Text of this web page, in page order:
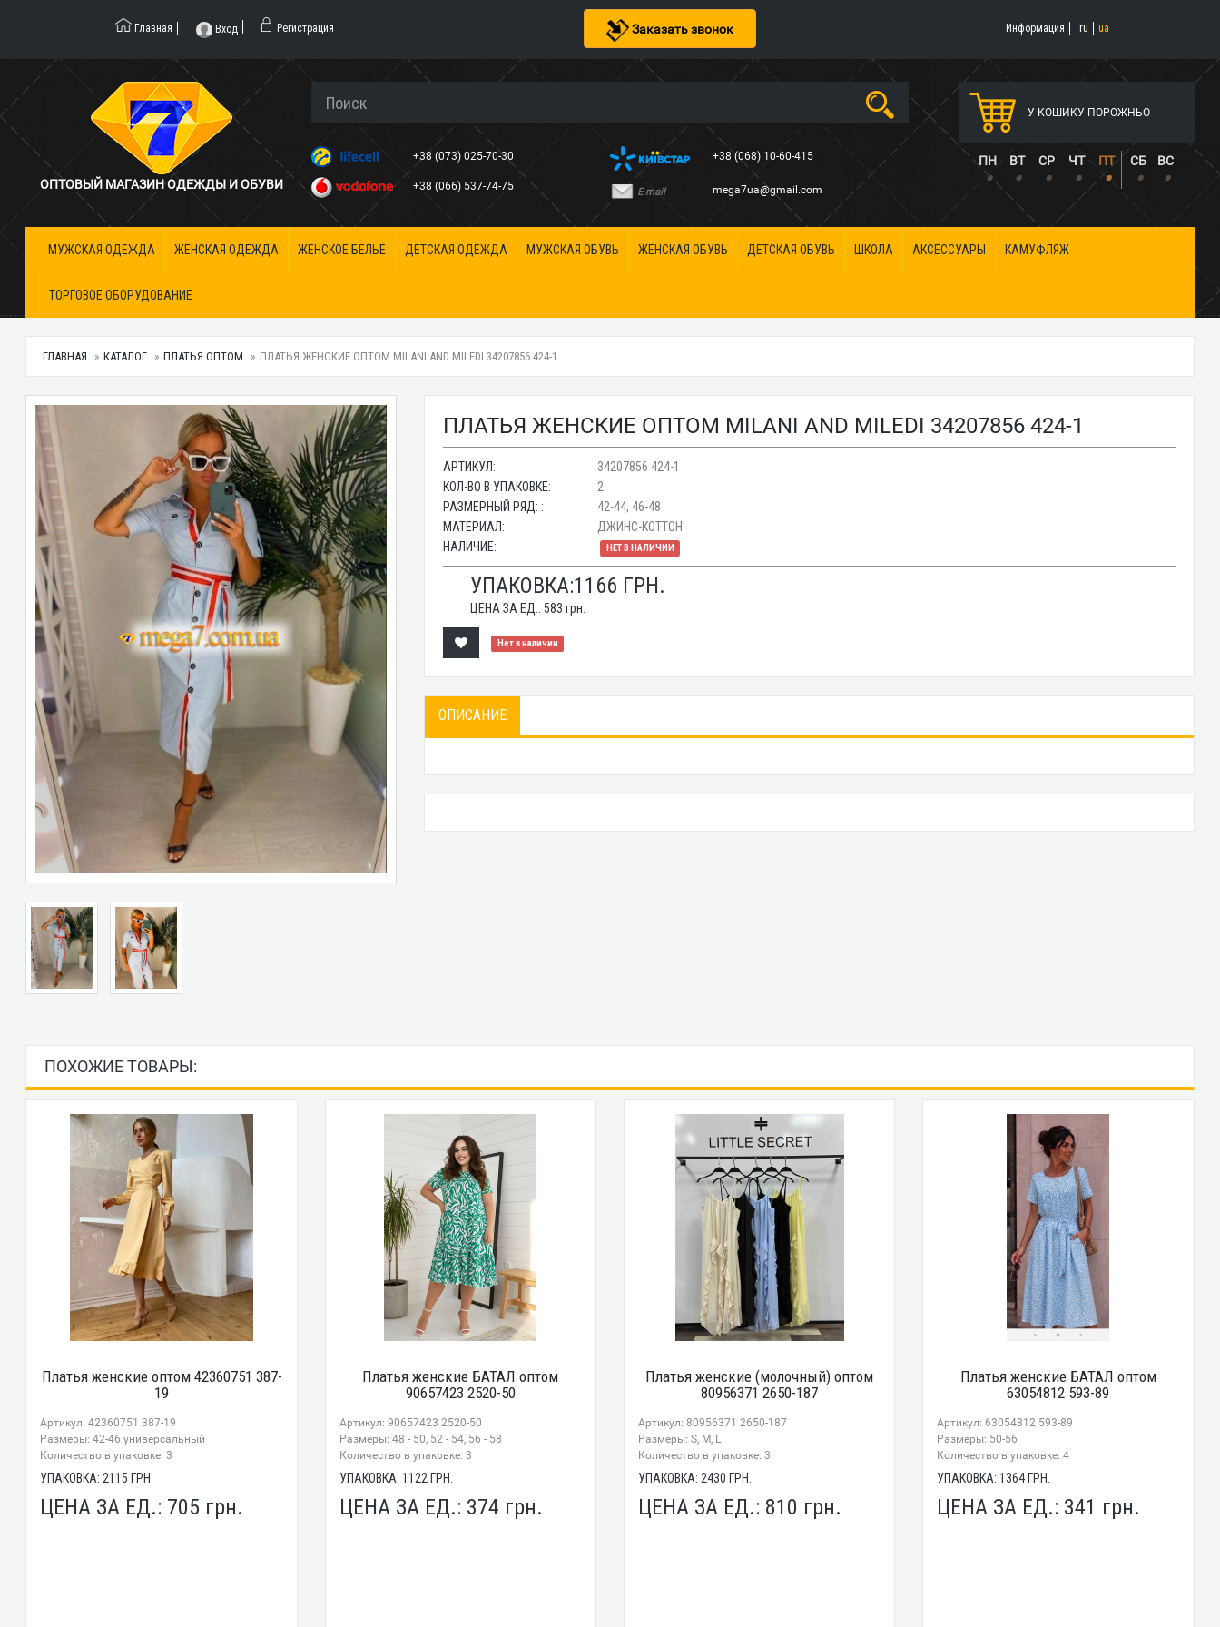
Заказать звонок
Главная Вход Регистрация Информация ru ua
ОПТОВЫЙ МАГАЗИН ОДЕЖДЫ И ОБУВИ
+38 (073) 025-70-30
+38 (066) 537-74-75
+38 (068) 10-60-415
E-mail mega7ua@gmail.com
У КОШИКУ ПОРОЖНЬО
ПН ВТ СР ЧТ ПТ СБ ВС
• • • • • • •
МУЖСКАЯ ОДЕЖДА ЖЕНСКАЯ ОДЕЖДА ЖЕНСКОЕ БЕЛЬЕ ДЕТСКАЯ ОДЕЖДА МУЖСКАЯ ОБУВЬ ЖЕНСКАЯ ОБУВЬ ДЕТСКАЯ ОБУВЬ ШКОЛА АКСЕССУАРЫ КАМУФЛЯЖ
ТОРГОВОЕ ОБОРУДОВАНИЕ
ГЛАВНАЯ КАТАЛОГ ПЛАТЬЯ ОПТОМ ПЛАТЬЯ ЖЕНСКИЕ ОПТОМ MILANI AND MILEDI 34207856 424-1
ПЛАТЬЯ ЖЕНСКИЕ ОПТОМ MILANI AND MILEDI 34207856 424-1
АРТИКУЛ:
34207856 424-1
КОЛ-ВО В УПАКОВКЕ:
2
РАЗМЕРНЫЙ РЯД: :
42-44, 46-48
МАТЕРИАЛ:
ДЖИНС-КОТТОН
НАЛИЧИЕ:
НЕТ В НАЛИЧИИ
УПАКОВКА:1166 ГРН.
ЦЕНА ЗА ЕД.:583 грн.
Нет в наличии
ОПИСАНИЕ
ПОХОЖИЕ ТОВАРЫ:
Платья женские оптом 42360751 387-
19
Артикул: 42360751 387-19
Размеры: 42-46 универсальный
Количество в упаковке: 3
УПАКОВКА:2115 ГРН.
ЦЕНА ЗА ЕД.: 705 грн.
Платья женские БАТАЛ оптом
90657423 2520-50
Артикул: 90657423 2520-50
Размеры: 48 - 50, 52 - 54, 56 - 58
Количество в упаковке: 3
УПАКОВКА: 1122 ГРН.
ЦЕНА ЗА ЕД.: 374 грн.
Платья женские (молочный) оптом
80956371 2650-187
Артикул: 80956371 2650-187
Размеры: S, M, L
Количество в упаковке: 3
УПАКОВКА: 2430 ГРН.
ЦЕНА ЗА ЕД.: 810 грн.
Платья женские БАТАЛ оптом
63054812 593-89
Артикул: 63054812 593-89
Размеры: 50-56
Количество в упаковке: 4
УПАКОВКА:1364 ГРН.
ЦЕНА ЗА ЕД.: 341 грн.